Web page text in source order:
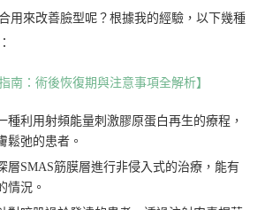
用來改善臉型呢？根據我的經驗，以下幾種
南：術後恢復期與注意事項全解析】
種利用射頻能量刺激膠原蛋白再生的療程，
鬆弛的患者。
層SMAS筋膜層進行非侵入式的治療，能有
情況。